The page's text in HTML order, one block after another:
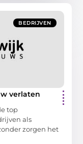
BEDRIJVEN
verlaten
top
als
zorgen het